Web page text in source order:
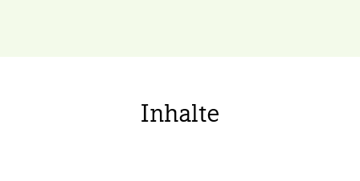
Inhalte